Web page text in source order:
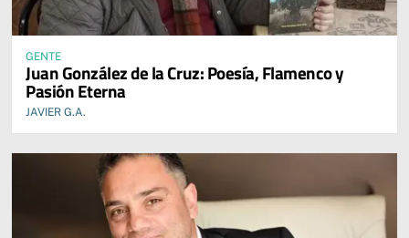
GENTE
Juan González de la Cruz: Poesía, Flamenco y
Pasión Eterna
JAVIER G.A.